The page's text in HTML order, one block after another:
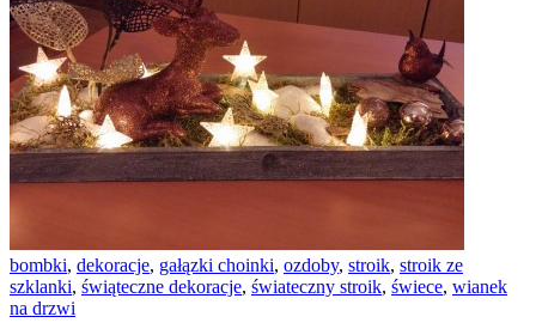
bombki, dekoracje, gałązki choinki, ozdoby, stroik, stroik ze
szklanki, świąteczne dekoracje, świateczny stroik, świece, wianek
na drzwi